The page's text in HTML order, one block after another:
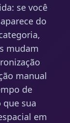
se você
do
mudam
manual
de
sua
em